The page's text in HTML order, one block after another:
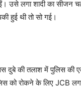
लगा शादी का सीजन चल
हुई थी तो सो गई।
की तलाश में पुलिस की
को रोकने के लिए JCB